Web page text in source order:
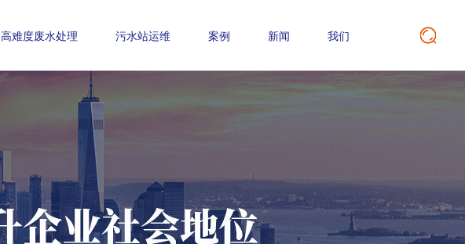
高难度废水处理 污水站运维 案例 新闻 我们